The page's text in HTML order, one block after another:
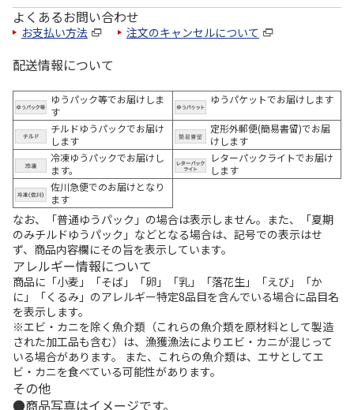
よくあるお問い合わせ
お支払い方法 注文のキャンセルについて
配送情報について
ゆうパック等でお届けしま
す
ゆうパケットでお届けします
チルドゆうパックでお届け
します
定形外郵便(簡易書留)でお届
けします
冷凍ゆうパックでお届けし
ます。
レターパックライトでお届け
します
佐川急便でのお届けとなり
ます
なお、「普通ゆうパック」の場合は表示しません。また、「夏期
のみチルドゆうパック」などとなる場合は、記号での表示はせ
ず、商品内容欄にその旨を表示しています。
アレルギー情報について
商品に「小麦」「そば」「卵」「乳」「落花生」「えび」「か
に」「くるみ」のアレルギー特定8品目を含んでいる場合に品目名
を表示します。
※エビ・カニを除く魚介類（これらの魚介類を原材料として製造
された加工品も含む）は、漁獲漁法によりエビ・カニが混じって
いる場合があります。 また、これらの魚介類は、エサとしてエ
ビ・カニを食べている可能性があります。
その他
商品写真はイメージです。